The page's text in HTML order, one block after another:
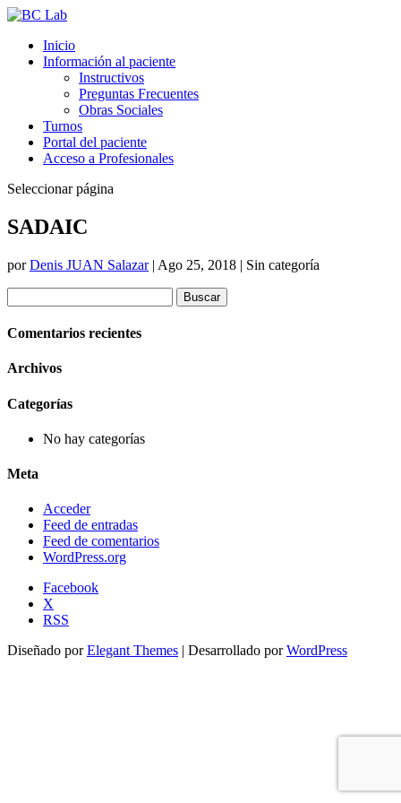
Inicio
Información al paciente
Instructivos
Preguntas Frecuentes
Obras Sociales
Turnos
Portal del paciente
Acceso a Profesionales
Seleccionar página
SADAIC
porDenis JUAN Salazar| Ago 25, 2018 | Sin categoría
Comentarios recientes
Archivos
Categorías
No hay categorías
Meta
Acceder
Feed de entradas
Feed de comentarios
WordPress.org
Facebook
X
RSS
Diseñado porElegant Themes | Desarrollado porWordPress